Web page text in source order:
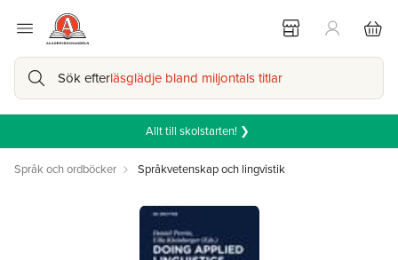
Sök efterläsglädje bland miljontals titlar
Allt till skolstarten! ❯
Språk och ordböcker Språkvetenskap och lingvistik